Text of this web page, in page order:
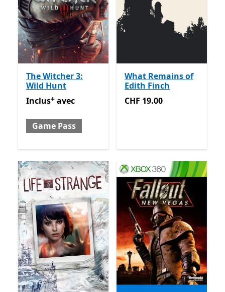
The Witcher 3:
Wild Hunt
Inclus avec Game Pass
Avec des achats dans
Inclus+ avec
Game Pass
What Remains of
Edith Finch
CHF 19.00
CHF 19.00